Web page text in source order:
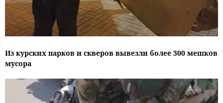
Из курских парков и скверов вывезли более 300 мешков
мусора